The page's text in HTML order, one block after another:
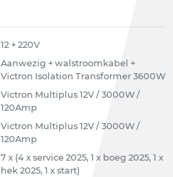
12 + 220V
Aanwezig + walstroomkabel +
Victron Isolation Transformer 3600W
Victron Multiplus 12V / 3000W /
120Amp
Victron Multiplus 12V / 3000W /
120Amp
7 x (4 x service 2025, 1 x boeg 2025, 1 x
hek 2025, 1 x start)